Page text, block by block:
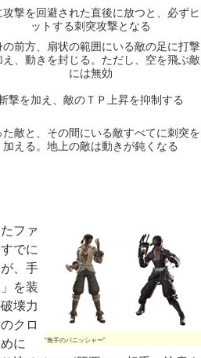
攻撃を回避された直後に放つと、必ずヒ
ットする刺突攻撃となる
の前方、扇状の範囲にいる敵の足に打撃
え、動きを封じる。ただし、空を飛ぶ敵
には無効
撃を加え、敵のＴＰ上昇を抑制する
た敵と、その間にいる敵すべてに刺突を
加える。地上の敵は動きが鈍くなる
“無手のパニッシャー”
ファ
でに
、手
を装
壊力
クロ
に